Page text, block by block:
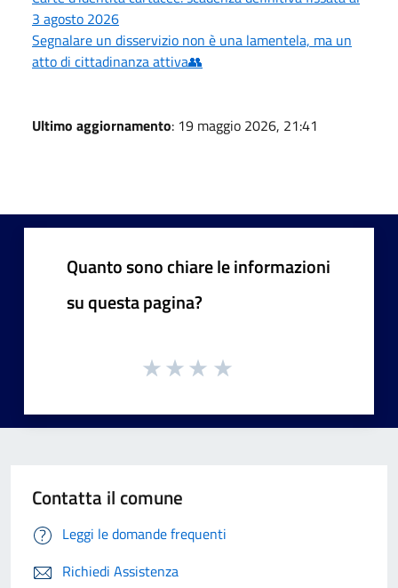
3 agosto 2026
Segnalare un disservizio non è una lamentela, ma un
atto di cittadinanza attiva👥
Ultimo aggiornamento: 19 maggio 2026, 21:41
Quanto sono chiare le informazioni
su questa pagina?
Contatta il comune
Leggi le domande frequenti
Richiedi Assistenza